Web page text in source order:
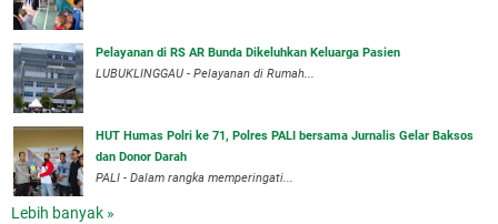
Pelayanan di RS AR Bunda Dikeluhkan Keluarga Pasien
LUBUKLINGGAU - Pelayanan di Rumah...
HUT Humas Polri ke 71, Polres PALI bersama Jurnalis Gelar Baksos
dan Donor Darah
PALI - Dalam rangka memperingati...
Lebih banyak »